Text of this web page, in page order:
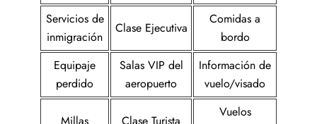
Servicios de
inmigración
Clase Ejecutiva
Comidas a
bordo
Equipaje
perdido
Salas VIP del
aeropuerto
Información de
vuelo/visado
Vuelos